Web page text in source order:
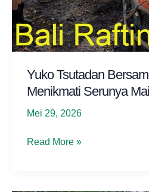
Yuko Tsutadan
Menikmati Serunya
Mei 29, 2026
Yuko
Read More »